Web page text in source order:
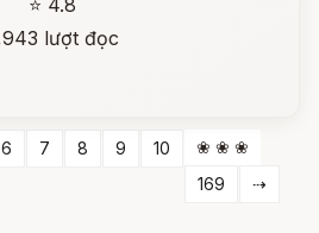
⭐ 4.8
lượt đọc
6 7 8 9 10
❀ ❀ ❀
169
⇢